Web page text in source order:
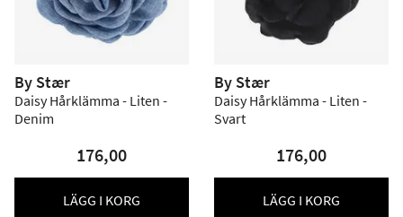
By Stær
Daisy Hårklämma - Liten -
Denim
176,00
LÄGG I KORG
By Stær
Daisy Hårklämma - Liten -
Svart
176,00
LÄGG I KORG